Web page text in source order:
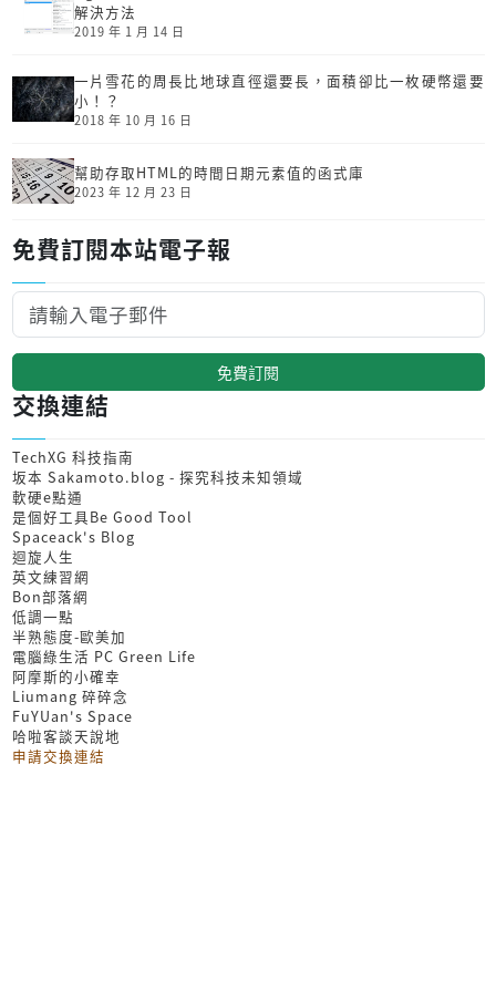
解決方法
2019 年 1 月 14 日
一片雪花的周長比地球直徑還要長，面積卻比一枚硬幣還要
小！？
2018 年 10 月 16 日
幫助存取HTML的時間日期元素值的函式庫
2023 年 12 月 23 日
免費訂閱本站電子報
免費訂閱
交換連結
TechXG 科技指南
坂本 Sakamoto.blog - 探究科技未知領域
軟硬e點通
是個好工具Be Good Tool
Spaceack's Blog
迴旋人生
英文練習網
Bon部落網
低調一點
半熟態度-歐美加
電腦綠生活 PC Green Life
阿摩斯的小確幸
Liumang 碎碎念
FuYUan's Space
哈啦客談天說地
申請交換連結